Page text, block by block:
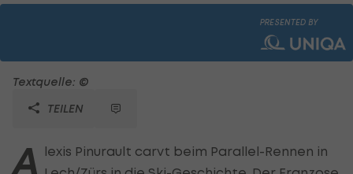
PRESENTED BY
Textquelle: ©
TEILEN
A lexis Pinurault carvt beim Parallel-Rennen in